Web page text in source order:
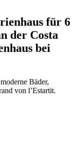
für 6
der Costa
bei
Bäder,
von l’Estartit.